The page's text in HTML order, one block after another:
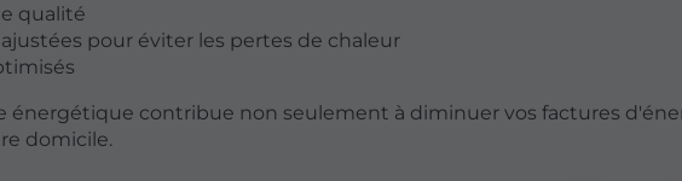
qualité
pour éviter les pertes de chaleur
contribue non seulement à diminuer vos factures
domicile.